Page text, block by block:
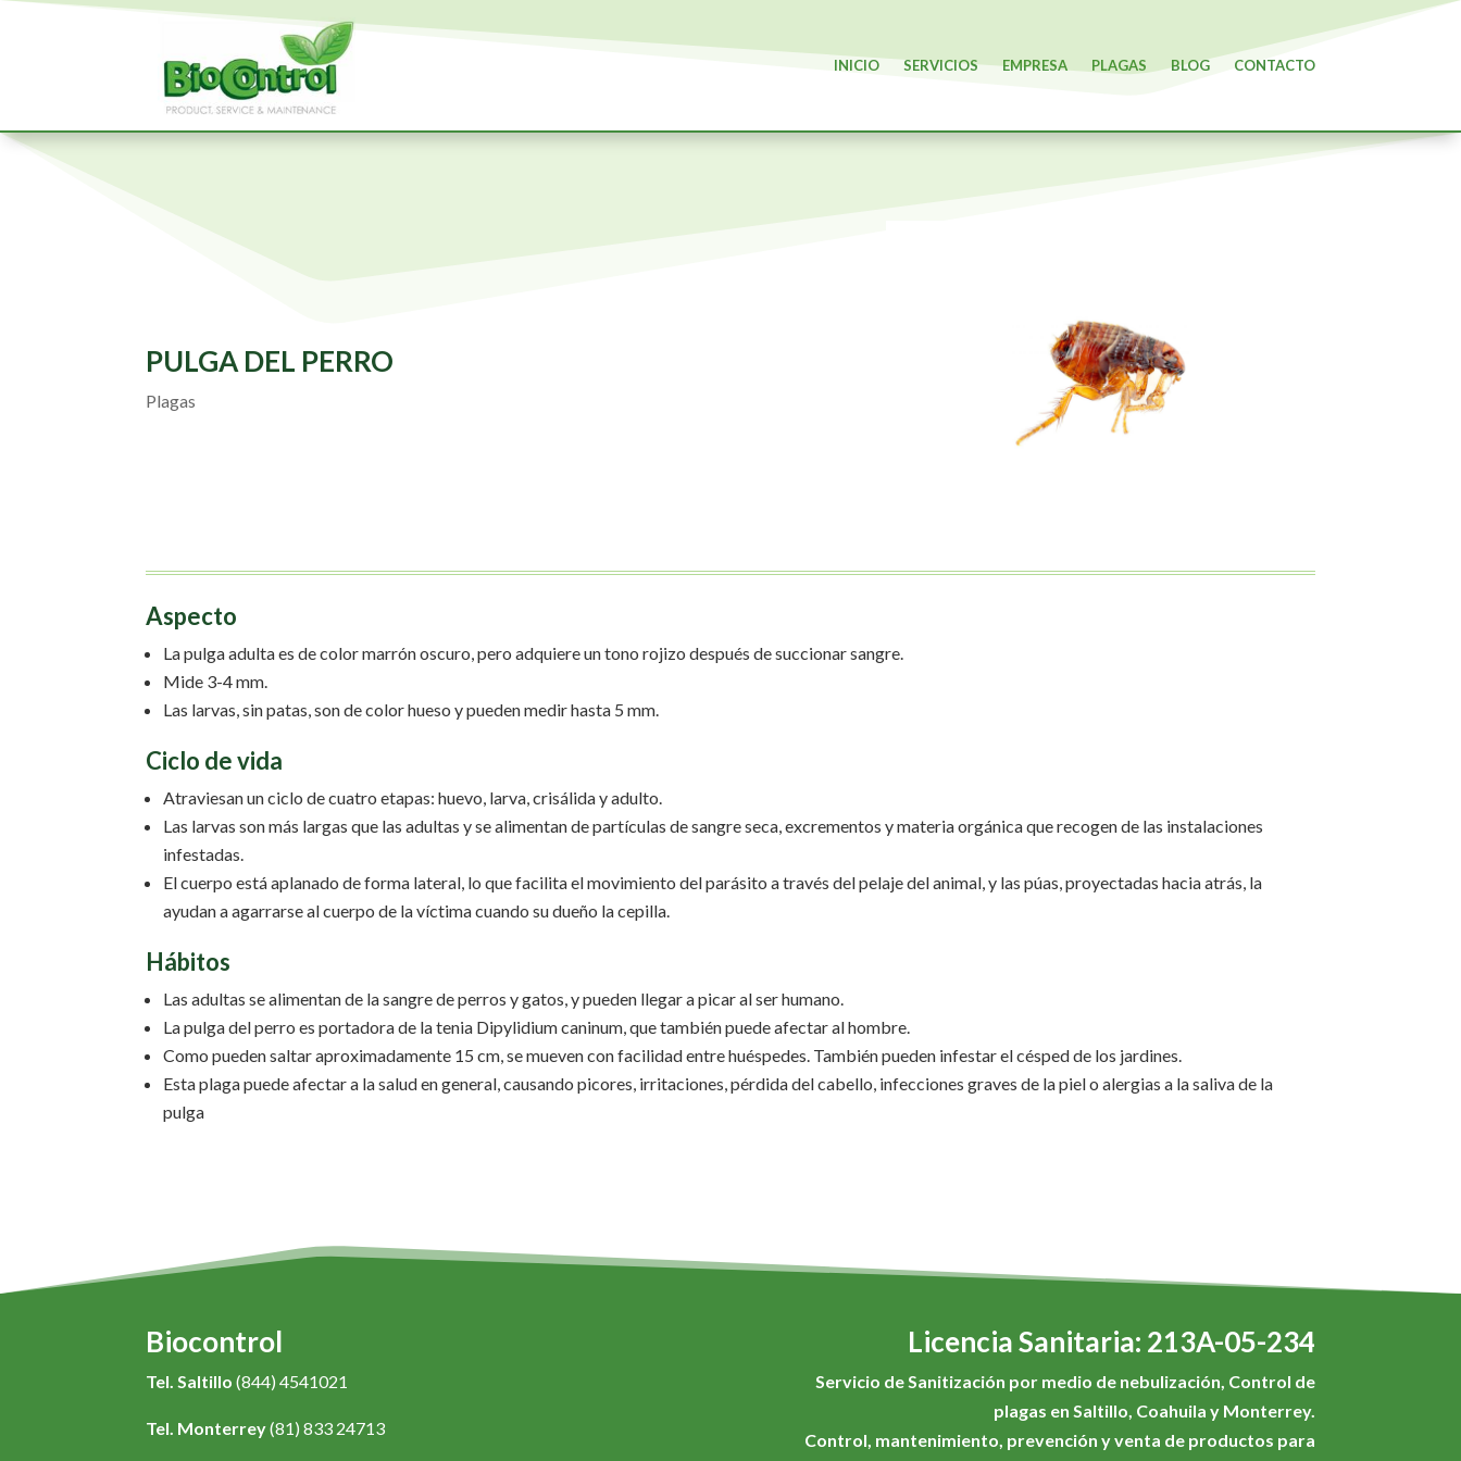
INICIO SERVICIOS EMPRESA PLAGAS BLOG CONTACTO
PULGA DEL PERRO
Plagas
Aspecto
La pulga adulta es de color marrón oscuro, pero adquiere un tono rojizo después de succionar sangre.
Mide 3-4 mm.
Las larvas, sin patas, son de color hueso y pueden medir hasta 5 mm.
Ciclo de vida
Atraviesan un ciclo de cuatro etapas: huevo, larva, crisálida y adulto.
Las larvas son más largas que las adultas y se alimentan de partículas de sangre seca, excrementos y materia orgánica que recogen de las instalaciones
infestadas.
El cuerpo está aplanado de forma lateral, lo que facilita el movimiento del parásito a través del pelaje del animal, y las púas, proyectadas hacia atrás, la
ayudan a agarrarse al cuerpo de la víctima cuando su dueño la cepilla.
Hábitos
Las adultas se alimentan de la sangre de perros y gatos, y pueden llegar a picar al ser humano.
La pulga del perro es portadora de la tenia Dipylidium caninum, que también puede afectar al hombre.
Como pueden saltar aproximadamente 15 cm, se mueven con facilidad entre huéspedes. También pueden infestar el césped de los jardines.
Esta plaga puede afectar a la salud en general, causando picores, irritaciones, pérdida del cabello, infecciones graves de la piel o alergias a la saliva de la
pulga
Biocontrol
Tel. Saltillo (844) 4541021
Tel. Monterrey(81) 833 24713
Licencia Sanitaria: 213A-05-234
Servicio de Sanitización por medio de nebulización, Control de
plagas en Saltillo, Coahuila y Monterrey.
Control, mantenimiento, prevención y venta de productos para